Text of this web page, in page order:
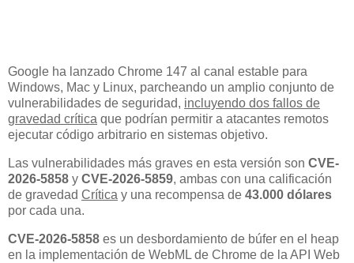
Google ha lanzado Chrome 147 al canal estable para
Windows, Mac y Linux, parcheando un amplio conjunto de
vulnerabilidades de seguridad, incluyendo dos fallos de
gravedad crítica que podrían permitir a atacantes remotos
ejecutar código arbitrario en sistemas objetivo.
Las vulnerabilidades más graves en esta versión son CVE-
2026-5858 y CVE-2026-5859, ambas con una calificación
de gravedad Crítica y una recompensa de 43.000 dólares
por cada una.
CVE-2026-5858 es un desbordamiento de búfer en el heap
en la implementación de WebML de Chrome de la API Web